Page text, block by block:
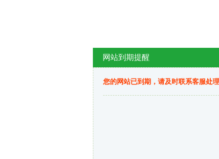
网站到期提醒
您的网站已到期，请及时联系客服处理